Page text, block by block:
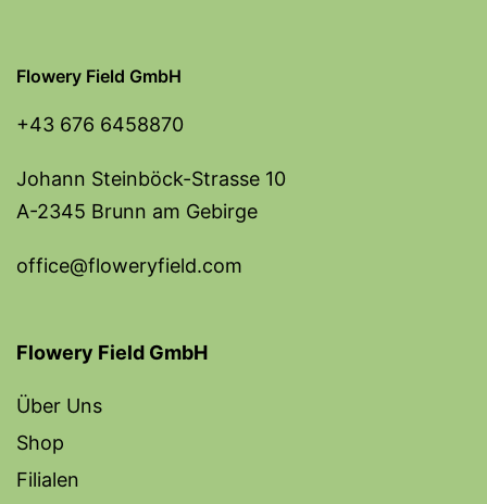
Flowery Field GmbH
+43 676 6458870
Johann Steinböck-Strasse 10
A-2345 Brunn am Gebirge
office@floweryfield.com
Flowery Field GmbH
Über Uns
Shop
Filialen